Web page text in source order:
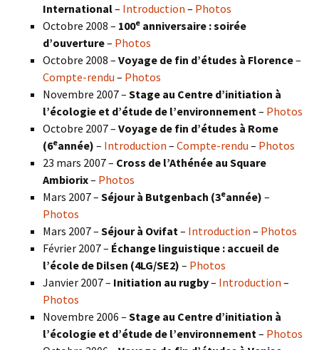
International– Introduction – Photos
Octobre 2008 – 100e anniversaire : soirée
d’ouverture– Photos
Octobre 2008 – Voyage de fin d’études à Florence–
Compte-rendu – Photos
Novembre 2007 – Stage au Centre d’initiation à
l’écologie et d’étude de l’environnement – Photos
Octobre 2007 – Voyage de fin d’études à Rome
(6eannée) – Introduction – Compte-rendu – Photos
23 mars 2007 – Cross de l’Athénée au Square
Ambiorix– Photos
Mars 2007 – Séjour à Butgenbach (3eannée) –
Photos
Mars 2007 – Séjour à Ovifat – Introduction – Photos
Février 2007 – Échange linguistique : accueil de
l’école de Dilsen (4LG/SE2) – Photos
Janvier 2007 – Initiation au rugby– Introduction –
Photos
Novembre 2006 – Stage au Centre d’initiation à
l’écologie et d’étude de l’environnement – Photos